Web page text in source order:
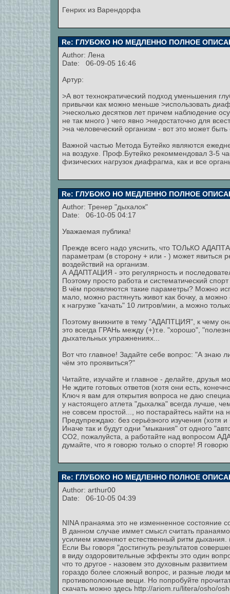
Генрих из Варендорфа
Re: ГЛУБОКО НО МЕДЛЕННО ПОЛНОЕ
Author: Лена
Date: 06-09-05 16:46
Артур:
>А вот технократический подход уменьшения
привычки как можно меньше >использовать
>несколько десятков лет причем наблюдение
не так много ) чего явно >недостаточно для
>на человеческий организм - вот это может быть
Важной частью Метода Бутейко являются
на воздухе. Проф.Бутейко рекоммендовал 3-5
физических нагрузок диафрагма, как и все
Re: ГЛУБОКО НО МЕДЛЕННО ПОЛНОЕ
Author: Тренер "дыхалок"
Date: 06-10-05 04:17
Уважаемая публика!
Прежде всего надо уяснить, что ТОЛьКО
параметрам (в сторону + или - ) может явиться
воздействий на организм.
А АДАПТАЦИЯ - это регулярность и
Поэтому просто работа и систематический
В чём проявляются такие параметры? Можно
мало, можно растянуть живот как бочку, а
к нагрузке "качать" 10 литров/мин, а можно
Поэтому вникните в тему "АДАПТЦИЯ", к чему
это всегда ГРАНь между (+)т.е. "хорошо",
дыхательных упражнениях...
Вот что главное! Задайте себе вопрос: "А знаю
чём это проявиться?"
Читайте, изучайте и главное - делайте, друзья
Не ждите готовых ответов (хотя они есть,
Ключ я вам для открытия вопроса не даю
у настоящего атлета "дыхалка" всегда лучше,
не совсем простой..., но постарайтесь найти на
Предупреждаю: без серьёзного изучения (хотя
Иначе так и будут одни "мыкания" от одного
СО2, пожалуйста, а работайте над
думайте, что я говорю только о спорте! Я
Re: ГЛУБОКО НО МЕДЛЕННО ПОЛНОЕ
Author: arthur00
Date: 06-10-05 04:39
NINA пранаяма это не изменненное состояние
В данном случае иммет смысл считать
усилием изменяют естественный ритм
Если Вы говоря "достигнуть результатов
в виду оздоровительные эффекты это один
что то другое - назовем это духовным
гораздо более сложный вопрос, и разные люди
противоположные вещи. Но попробуйте
скачать можно здесь http://ariom.ru/litera/osho/